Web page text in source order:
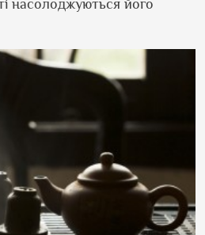
насолоджуються його